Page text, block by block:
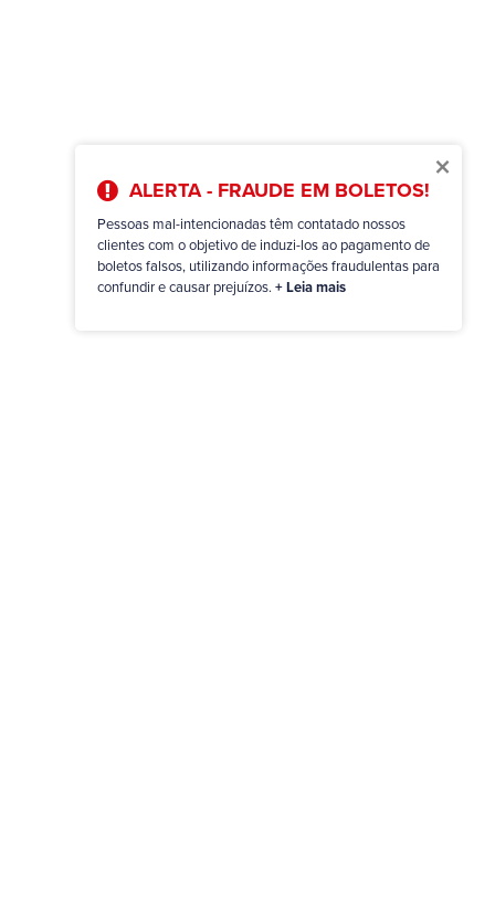
×
ALERTA - FRAUDE EM BOLETOS!
Pessoas mal-intencionadas têm contatado nossos
clientes com o objetivo de induzi-los ao pagamento de
boletos falsos, utilizando informações fraudulentas para
confundir e causar prejuízos. + Leia mais